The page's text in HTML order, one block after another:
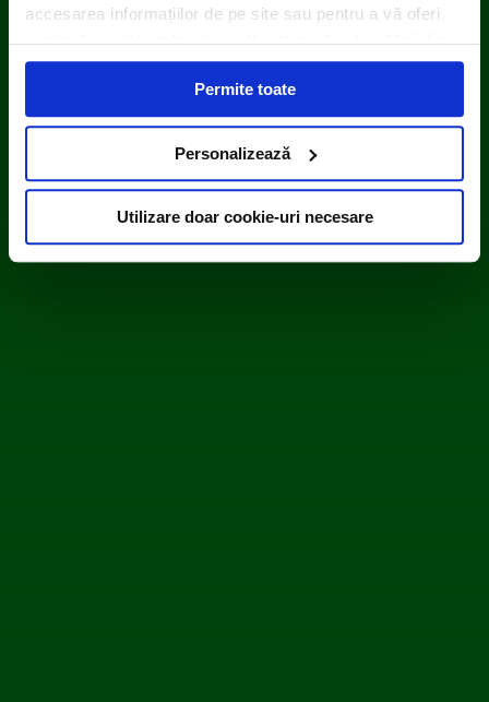
accesarea informațiilor de pe site sau pentru a vă oferi
conținut și publicitate adecvată intereselor dvs. Unii din
acești identificatori online sunt plasați de către ECOTIC
(cookie-uri primare), alții sunt cookie-uri dintr-un domeniu
diferit de domeniul site-ului web pe care îl vizitați (cookie-
uri terțe). Găsiți în ferestrele Detalii și Despre informații
consimțământul cu privire la acestea.
Permite toate
Personalizează
Utilizare doar cookie-uri necesare